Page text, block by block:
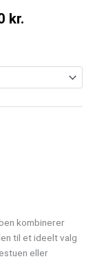
kr.
1.959,00
kombinerer
til et ideelt valg
eller